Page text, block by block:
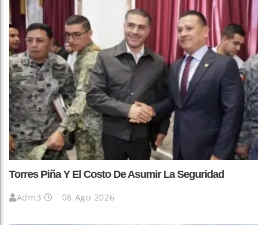
Torres Piña Y El Costo De Asumir La Seguridad
Adm3 08 Ago 2026